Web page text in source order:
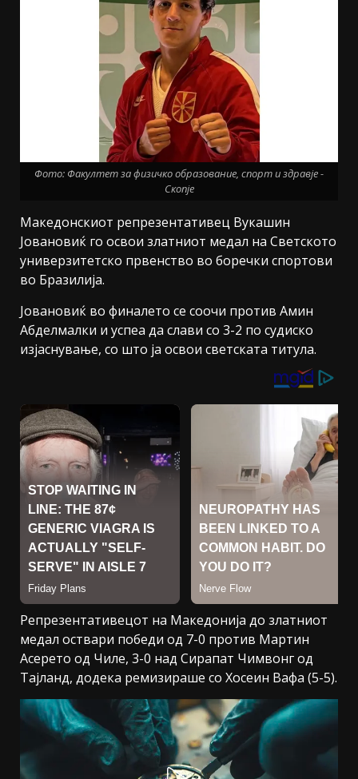
Фото: Факултет за физичко образование, спорт и здравје -
Скопје
Македонскиот репрезентативец Вукашин
Јовановиќ го освои златниот медал на Светското
универзитетско првенство во боречки спортови
во Бразилија.
Јовановиќ во финалето се соочи против Амин
Абделмалки и успеа да слави со 3-2 по судиско
изјаснување, со што ја освои светската титула.
Репрезентативецот на Македонија до златниот
медал оствари победи од 7-0 против Мартин
Асерето од Чиле, 3-0 над Сирапат Чимвонг од
Тајланд, додека ремизираше со Хосеин Вафа (5-5).